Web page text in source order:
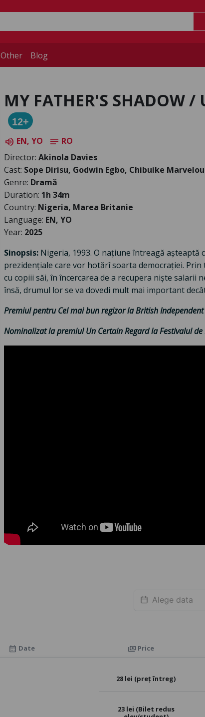
Other Blog
MY FATHER'S SHADOW
12+
volume_up EN, YO notes RO
Director: Akinola Davies
Cast: Sope Dirisu, Godwin Egbo, Chibuike
Genre: Dramă
Duration: 1h 34m
Country: Nigeria, Marea Britanie
Language: EN, YO
Year: 2025
Sinopsis: Nigeria, 1993. O națiune întreagă
prezidențiale care vor hotărî soarta democrației.
cu copiii săi, în încercarea de a recupera niște
însă, drumul lor se va dovedi mult mai important
Premiul pentru Cel mai bun regizor la British
Nominalizat la premiul Un Certain Regard la Festivalul
calendar_month Date payments Price
28 lei (preț întreg)
23 lei (Bilet redus